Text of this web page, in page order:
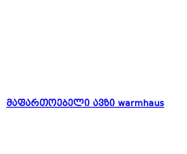
მაფართოებელი ავზი warmhaus